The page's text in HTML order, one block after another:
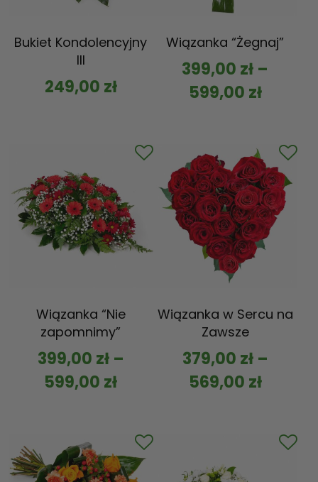
Bukiet Kondolencyjny
III
249,00 zł
Wiązanka “Żegnaj”
399,00 zł –
599,00 zł
Wiązanka “Nie
zapomnimy”
399,00 zł–
599,00 zł
Wiązanka w Sercu na
Zawsze
379,00 zł–
569,00 zł